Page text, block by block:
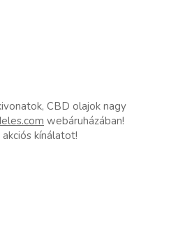
CBD olajok nagy
webáruházában!
kínálatot!